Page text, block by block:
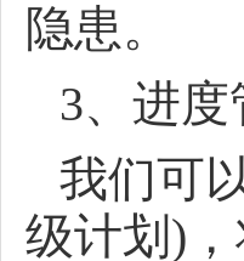
隐患。
3、进度
我们可
级计划)